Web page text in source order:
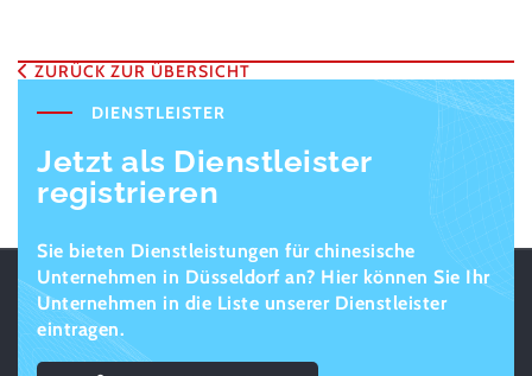
ZURÜCK ZUR ÜBERSICHT
DIENSTLEISTER
Jetzt als Dienstleister
registrieren
Sie bieten Dienstleistungen für chinesische
Unternehmen in Düsseldorf an? Hier können Sie Ihr
Unternehmen in die Liste unserer Dienstleister
eintragen.